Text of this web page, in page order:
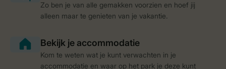
Zo ben je van alle gemakken voorzien en hoef jij
alleen maar te genieten van je vakantie.
Kom te weten wat je kunt verwachten in je
accommodatie en waar op het park je deze kunt